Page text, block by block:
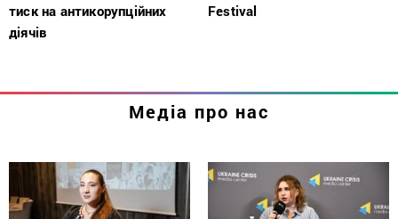
тиск на антикорупційних
діячів
Festival
Медіа про нас